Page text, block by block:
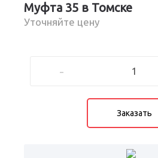
Муфта 35 в Томске
Уточняйте цену
-
Заказать